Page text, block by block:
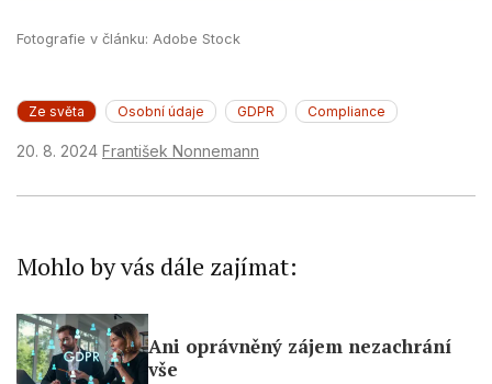
Fotografie v článku: Adobe Stock
Ze světa Osobní údaje GDPR Compliance
20. 8. 2024 František Nonnemann
Mohlo by vás dále zajímat:
Ani oprávněný zájem nezachrání
vše